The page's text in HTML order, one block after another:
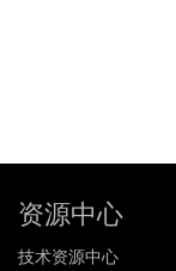
资源中心
技术资源中心